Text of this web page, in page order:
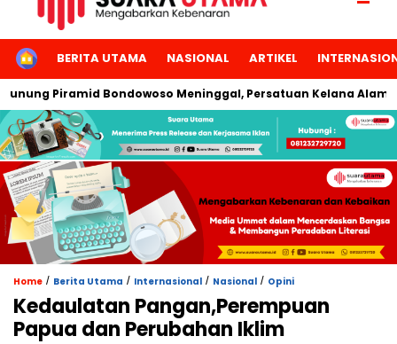
HOMEBERITA UTAMA NASIONAL ARTIKEL
Bondowoso Meninggal, Persatuan Kelana Alam
Home / Berita Utama / Internasional / Nasional / Opini
Kedaulatan Pangan,Perempuan
Papua dan Perubahan Iklim